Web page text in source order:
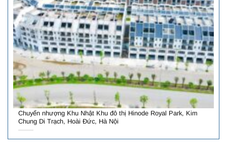
Chuyển nhượng Khu Nhật Khu đô thị Hinode Royal Park, Kim
Chung Di Trạch, Hoài Đức, Hà Nội